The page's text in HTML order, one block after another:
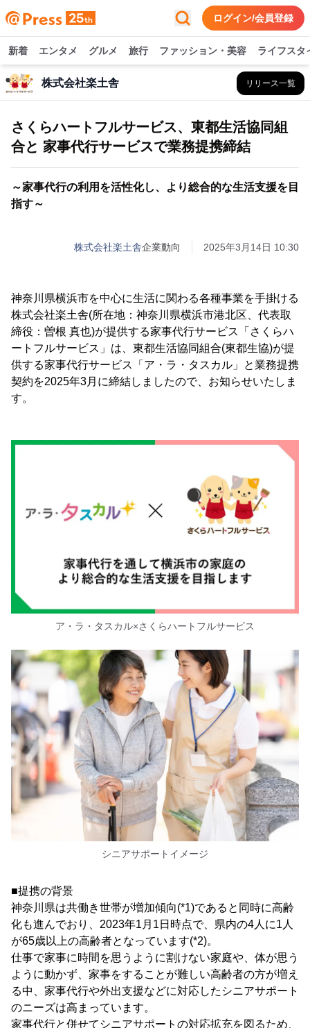
ログイン/会員登録
新着 エンタメ グルメ 旅行 ファッション・美容 ライフスタ
株式会社楽土舎 リリース一覧
さくらハートフルサービス、東都生活協同組
合と 家事代行サービスで業務提携締結
～家事代行の利用を活性化し、より総合的な生活支援を目
指す～
株式会社楽土舎企業動向 2025年3月14日 10:30
神奈川県横浜市を中心に生活に関わる各種事業を手掛ける
株式会社楽土舎(所在地：神奈川県横浜市港北区、代表取
締役：曽根 真也)が提供する家事代行サービス「さくらハ
ートフルサービス」は、東都生活協同組合(東都生協)が提
供する家事代行サービス「ア・ラ・タスカル」と業務提携
契約を2025年3月に締結しましたので、お知らせいたしま
す。
ア・ラ・タスカル×さくらハートフルサービス
シニアサポートイメージ
■提携の背景
神奈川県は共働き世帯が増加傾向(*1)であると同時に高齢
化も進んでおり、2023年1月1日時点で、県内の4人に1人
が65歳以上の高齢者となっています(*2)。
仕事で家事に時間を思うように割けない家庭や、体が思う
ように動かず、家事をすることが難しい高齢者の方が増え
る中、家事代行や外出支援などに対応したシニアサポート
のニーズは高まっています。
家事代行と併せてシニアサポートの対応拡充を図るため、